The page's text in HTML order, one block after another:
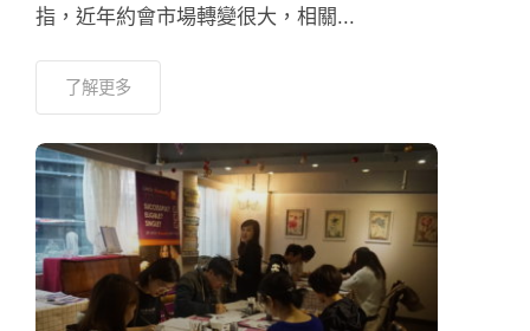
指，近年約會市場轉變很大，相關...
了解更多